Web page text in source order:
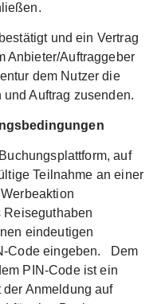
und ein Vertrag
Anbieter/Auftraggeber
dem Nutzer die
Auftrag zusenden.
auf
Teilnahme an einer
Reiseguthaben
eindeutigen
Code eingeben. Dem
PIN-Code ist ein
Anmeldung auf